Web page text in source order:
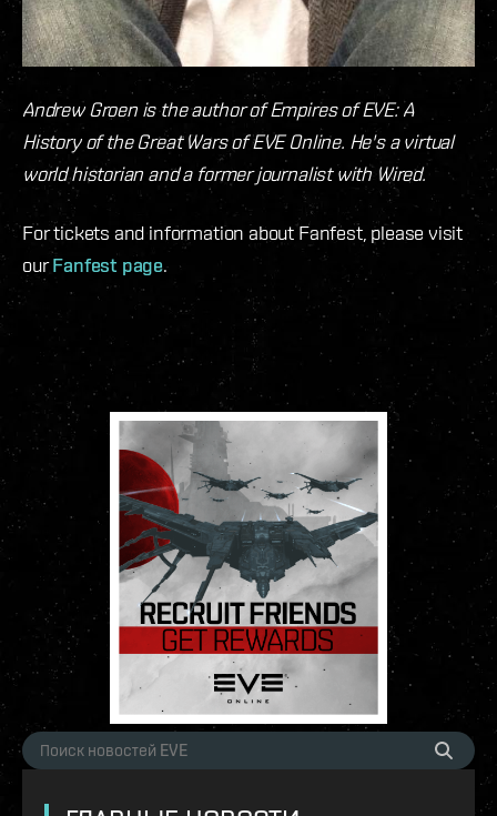
Andrew Groen is the author of Empires of EVE: A
History of the Great Wars of EVE Online. He's a virtual
world historian and a former journalist with Wired.
For tickets and information about Fanfest, please visit
ourFanfest page.